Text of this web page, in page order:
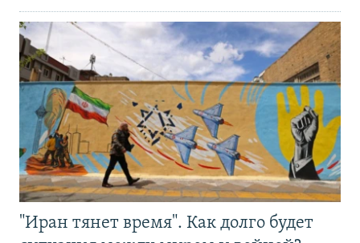
"Иран тянет время". Как долго будет